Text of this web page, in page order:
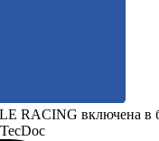
RACING включена в